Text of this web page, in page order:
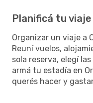
Planificá tu viaje
Organizar un viaje a
Reuní vuelos,
sola reserva, elegí
armá tu estadía en
querés hacer y